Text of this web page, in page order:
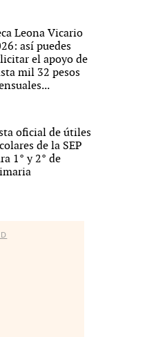
Leona Vicario
así puedes
el apoyo de
mil 32 pesos
oficial de útiles
de la SEP
1° y 2° de